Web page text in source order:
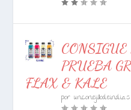
PRUEBA
FLAX & KALE
porunconejillodeindias